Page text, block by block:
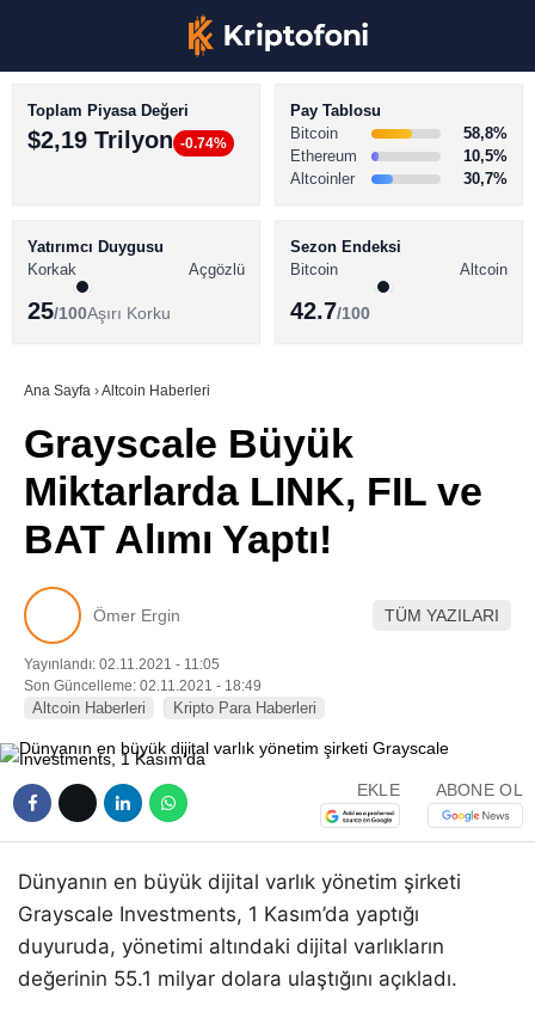
TikTok
BİTCOİN HABERLERİ
ALTCOİN HABERLERİ
SÖZLÜK
Toplam Piyasa Değeri
$2,19 Trilyon -0.74%
Pay Tablosu
Bitcoin
58,8%
Ethereum
10,5%
Altcoinler
30,7%
Yatırımcı Duygusu
Korkak
Açgözlü
25/100Aşırı Korku
Sezon Endeksi
Bitcoin
Altcoin
42.7/100
Ana Sayfa ›Altcoin Haberleri
Grayscale Büyük
Miktarlarda LINK, FIL ve
BAT Alımı Yaptı!
Ömer Ergin TÜM YAZILARI
Yayınlandı: 02.11.2021 - 11:05
Son Güncelleme: 02.11.2021 - 18:49
Altcoin Haberleri Kripto Para Haberleri
EKLE ABONE OL
Dünyanın en büyük dijital varlık yönetim şirketi
Grayscale Investments, 1 Kasım’da yaptığı
duyuruda, yönetimi altındaki dijital varlıkların
değerinin 55.1 milyar dolara ulaştığını açıkladı.